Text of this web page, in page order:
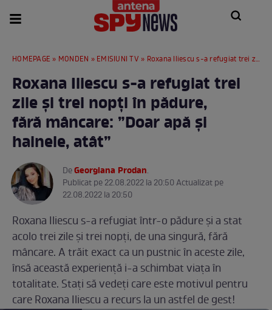
HOMEPAGE » MONDEN » EMISIUNI TV » Roxana Iliescu s-a refugiat trei zile și trei nopți în pădure, fără mâncare: ”Doar apă și hainele, atât”
Roxana Iliescu s-a refugiat trei
zile și trei nopți în pădure,
fără mâncare: ”Doar apă și
hainele, atât”
DeGeorgiana Prodan.
Publicat pe 22.08.2022 la 20:50 Actualizat pe
22.08.2022 la 20:50
Roxana Iliescu s-a refugiat într-o pădure și a stat
acolo trei zile și trei nopți, de una singură, fără
mâncare. A trăit exact ca un pustnic în aceste zile,
însă această experiență i-a schimbat viața în
totalitate. Stați să vedeți care este motivul pentru
care Roxana Iliescu a recurs la un astfel de gest!